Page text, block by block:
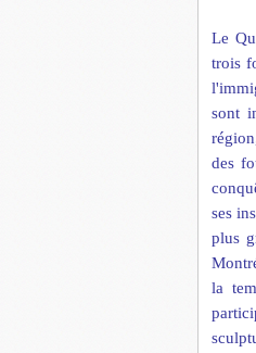
Le Qu
trois
sont
des
conqu
ses
plus
Montr
la